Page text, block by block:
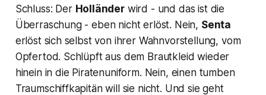
Schluss: Der Holländerwird - und das ist die
Überraschung - eben nicht erlöst. Nein, Senta
erlöst sich selbst von ihrer Wahnvorstellung, vom
Opfertod. Schlüpft aus dem Brautkleid wieder
hinein in die Piratenuniform. Nein, einen tumben
Traumschiffkapitän will sie nicht. Und sie geht